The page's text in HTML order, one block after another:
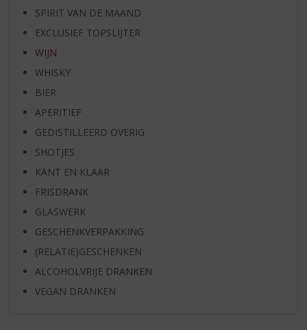
SPIRIT VAN DE MAAND
EXCLUSIEF TOPSLIJTER
WIJN
WHISKY
BIER
APERITIEF
GEDISTILLEERD OVERIG
SHOTJES
KANT EN KLAAR
FRISDRANK
GLASWERK
GESCHENKVERPAKKING
(RELATIE)GESCHENKEN
ALCOHOLVRIJE DRANKEN
VEGAN DRANKEN